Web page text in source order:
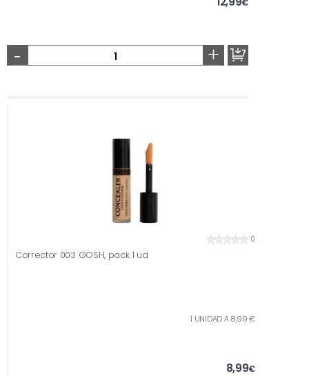
€
- +
0
Corrector 003 GOSH, pack 1 ud
1 UNIDAD A 8,99 €
8,99€